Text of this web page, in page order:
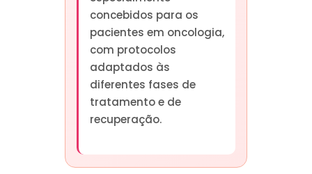
concebidos para os
pacientes em oncologia,
com protocolos
adaptados às
diferentes fases de
tratamento e de
recuperação.